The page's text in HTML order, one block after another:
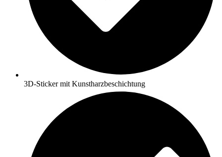
3D-Sticker mit Kunstharzbeschichtung